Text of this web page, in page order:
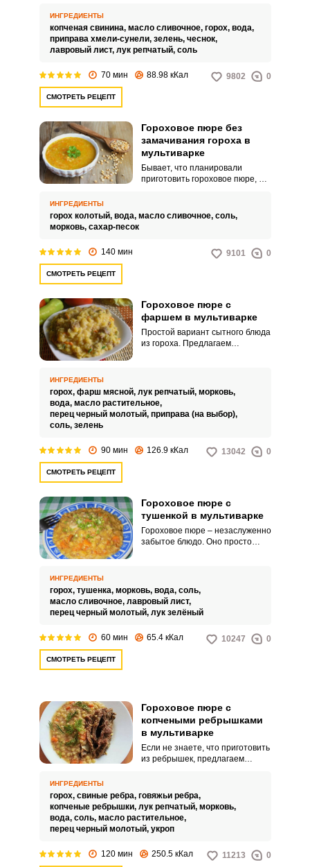
наваристой и ароматной,
особенно если добавить в нее
копчености.
ИНГРЕДИЕНТЫ
копченая свинина, масло сливочное, горох, вода,
приправа хмели-сунели, зелень, чеснок,
лавровый лист, лук репчатый, соль
70 мин 88.98 кКал 9802 0
СМОТРЕТЬ РЕЦЕПТ
Гороховое пюре без
замачивания гороха в
мультиварке
Бывает, что планировали
приготовить гороховое пюре, а
ИНГРЕДИЕНТЫ
горох колотый, вода, масло сливочное, соль,
морковь, сахар-песок
140 мин 9101 0
СМОТРЕТЬ РЕЦЕПТ
Гороховое пюре с
фаршем в мультиварке
Простой вариант сытного блюда
из гороха. Предлагаем
постоянного внимания и
получается всегда удачным.
ИНГРЕДИЕНТЫ
горох, фарш мясной, лук репчатый, морковь,
вода, масло растительное,
перец черный молотый, приправа (на выбор),
соль, зелень
90 мин 126.9 кКал 13042 0
СМОТРЕТЬ РЕЦЕПТ
Гороховое пюре с
тушенкой в мультиварке
Гороховое пюре – незаслуженно
забытое блюдо. Оно просто
ИНГРЕДИЕНТЫ
горох, тушенка, морковь, вода, соль,
масло сливочное, лавровый лист,
перец черный молотый, лук зелёный
60 мин 65.4 кКал 10247 0
СМОТРЕТЬ РЕЦЕПТ
Гороховое пюре с
копчеными ребрышками
в мультиварке
Если не знаете, что приготовить
из ребрышек, предлагаем
подходят как сырые, так и
копченые.
ИНГРЕДИЕНТЫ
горох, свиные ребра, говяжьи ребра,
копченые ребрышки, лук репчатый, морковь,
вода, соль, масло растительное,
перец черный молотый, укроп
120 мин 250.5 кКал 11213 0